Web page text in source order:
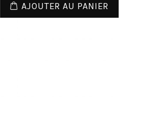
AJOUTER AU PANIER